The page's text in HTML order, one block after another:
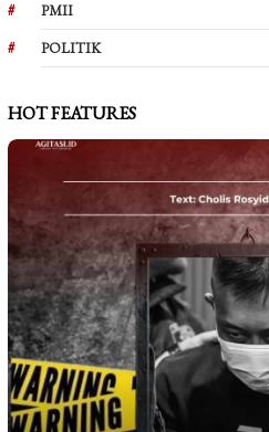
PMII
POLITIK
HOT FEATURES